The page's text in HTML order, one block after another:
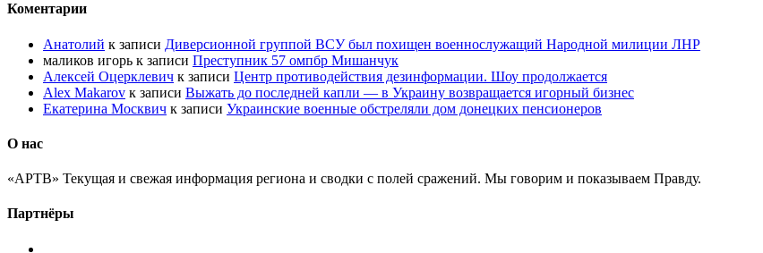
Коментарии
Анатолий к записи Диверсионной группой ВСУ был похищен военнослужащий Народной милиции ЛНР
маликов игорь к записи Преступник 57 омпбр Мишанчук
Алексей Оцерклевич к записи Центр противодействия дезинформации. Шоу продолжается
Alex Makarov к записи Выжать до последней капли — в Украину возвращается игорный бизнес
Екатерина Москвич к записи Украинские военные обстреляли дом донецких пенсионеров
О нас
«АРТВ» Текущая и свежая информация региона и сводки с полей сражений. Мы говорим и показываем Правду.
Партнёры